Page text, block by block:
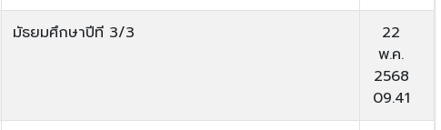
มัธยมศึกษาปีที 3/3
22
พ.ค.
2568
09.41